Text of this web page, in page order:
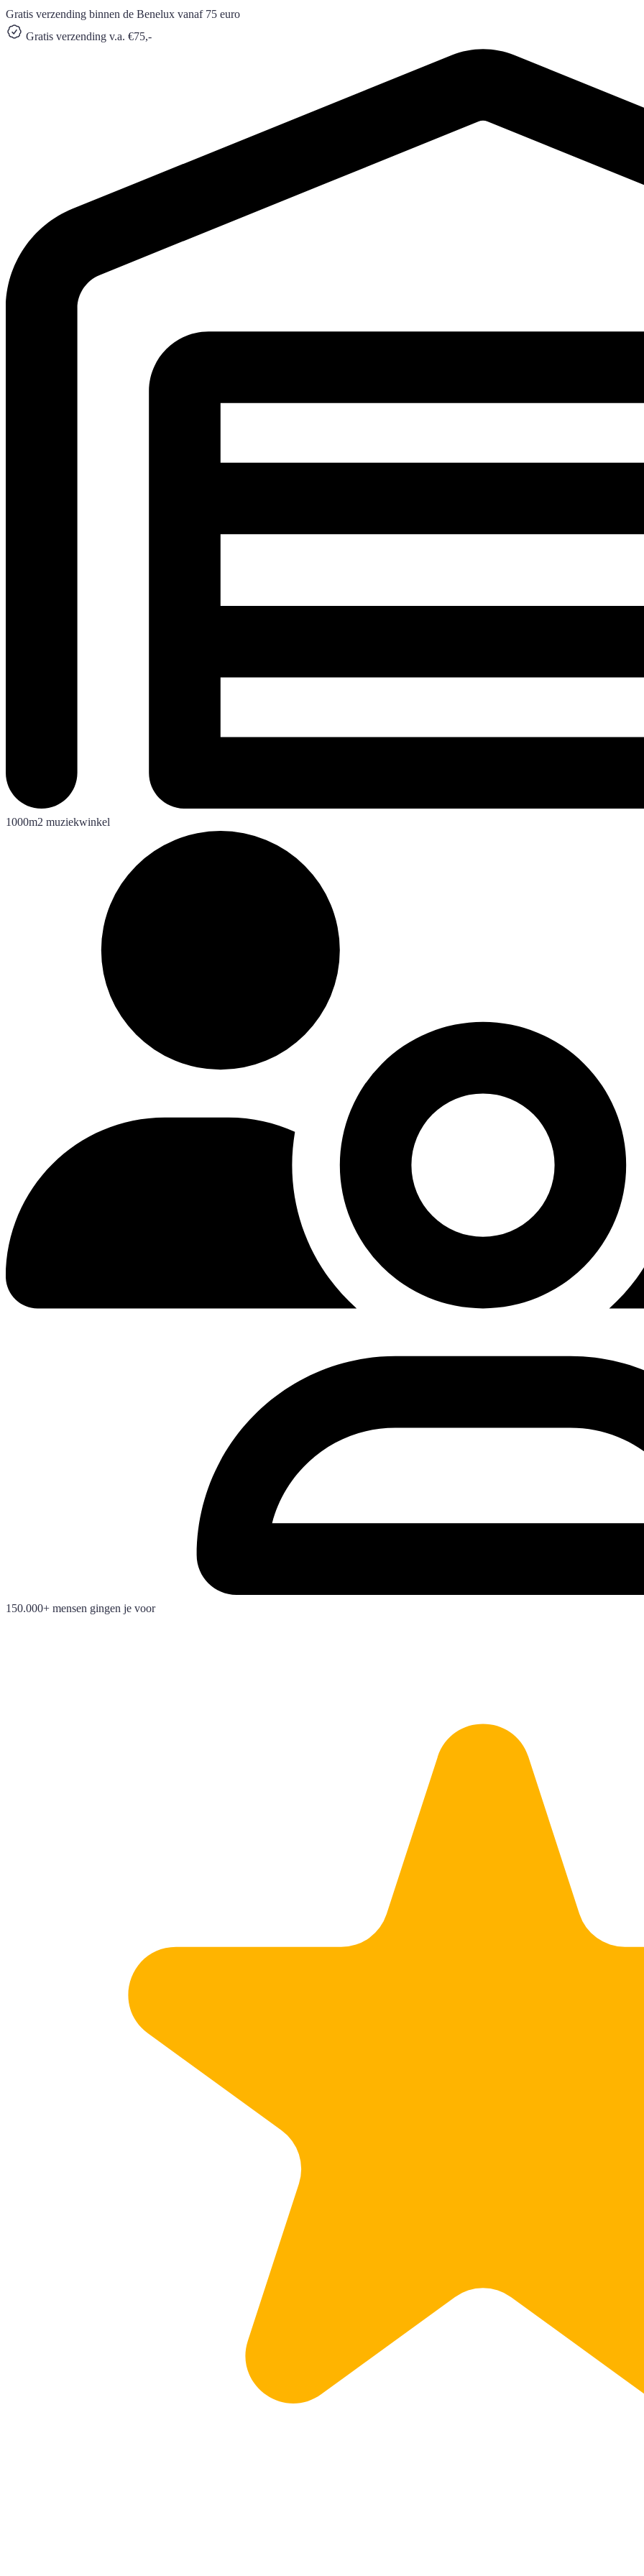
Gratis verzending binnen de Benelux vanaf 75 euro
Gratis verzending v.a. €75,-
1000m2 muziekwinkel
150.000+ mensen gingen je voor